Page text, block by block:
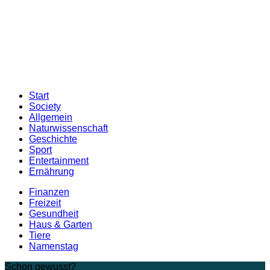
Start
Society
Allgemein
Naturwissenschaft
Geschichte
Sport
Entertainment
Ernährung
Finanzen
Freizeit
Gesundheit
Haus & Garten
Tiere
Namenstag
Schon gewusst?